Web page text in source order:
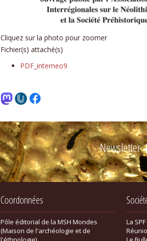
Cliquez sur la photo pour zoomer
Fichier(s) attaché(s)
PDF_interneo9
Newsletter
Coordonnées
Pôle éditorial de la MSH Mondes
(Maison de l'archéologie et de
La SPF